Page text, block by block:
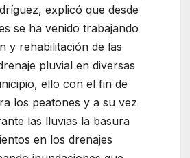
explicó que desde
se ha venido trabajando
y rehabilitación de las
pluvial en diversas
ello con el fin de
los peatones y a su vez
las lluvias la basura
en los drenajes